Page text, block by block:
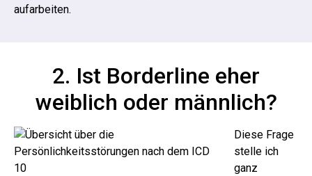
aufarbeiten.
2. Ist Borderline eher
weiblich oder männlich?
Diese Frage
stelle ich
ganz